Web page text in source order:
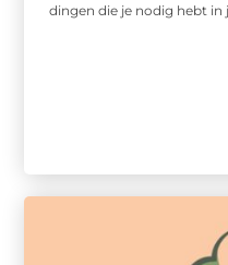
dingen die je nodig hebt in